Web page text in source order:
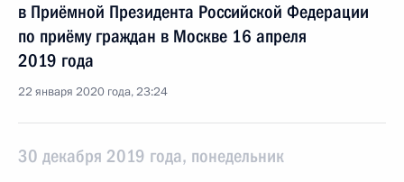
в Приёмной Президента Российской Федерации
по приёму граждан в Москве 16 апреля
2019 года
22 января 2020 года, 23:24
30 декабря 2019 года, понедельник